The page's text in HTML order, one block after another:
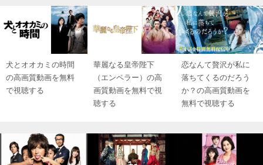
犬とオオカミの時間
の高画質動画を無料
で視聴する
華麗なる皇帝陛下
（エンペラー）の高
画質動画を無料で視
聴する
恋なんて贅沢が私に
落ちてくるのだろう
か？の高画質動画を
無料で視聴する